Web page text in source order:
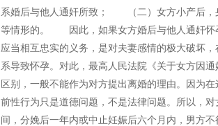
系婚后与他人通奸所致； （二）女方小产后
等情形的。 因此，如果女方婚后与他人通奸怀
应当相互忠实的义务，是对夫妻感情的极大破坏
系导致怀孕。对此，最高人民法院《关于女方因
区别，一般不能作为对方提出离婚的理由。因为
前性行为只是道德问题，不是法律问题。所以，
间，分娩后一年内或中止妊娠后六个月内，男方